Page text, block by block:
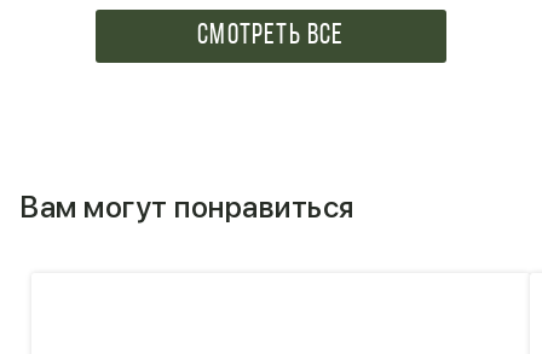
СМОТРЕТЬ ВСЕ
Вам могут понравиться